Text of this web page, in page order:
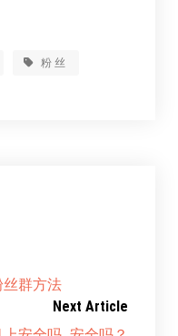
粉丝
群方法
Next Article